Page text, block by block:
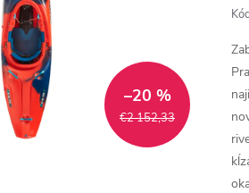
€2 152,33
–20 %